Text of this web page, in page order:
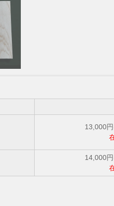
13,000
14,000